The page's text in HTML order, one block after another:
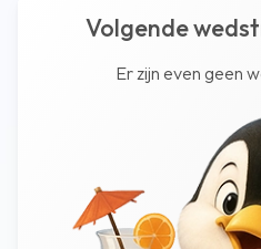
Volgende
Er zijn even geen